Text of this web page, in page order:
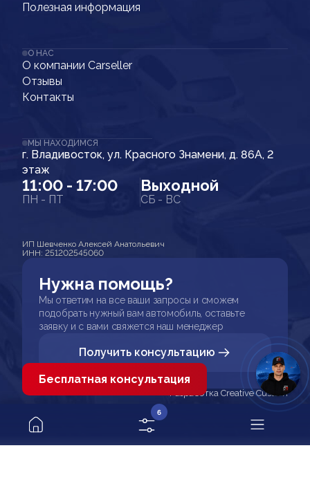
Полезная информация
О НАС
О компании Carseller
Отзывы
Контакты
МЫ НАХОДИМСЯ
г. Владивосток, ул. Красного Знамени, д. 86А, 2
этаж
11:00 - 17:00
ПН - ПТ
Выходной
СБ - ВС
ИП Шевченко Алексей Анатольевич
ИНН: 251202545060
Нужна помощь?
Мы ответим на все ваши запросы и сможем
подобрать нужный вам автомобиль, оставьте
заявку и с вами свяжется наш менеджер
Получить консультацию
Разработка Creative Custom
6
Бесплатная консультация